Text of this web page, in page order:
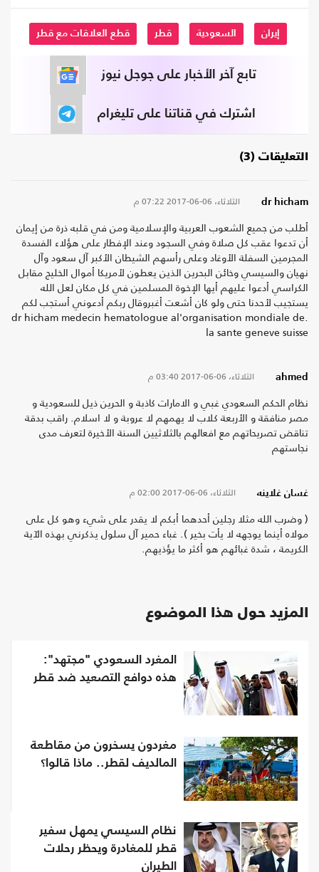
إيران السعودية قطر قطع العلاقات مع قطر
تابع آخر الأخبار على جوجل نيوز
اشترك في قناتنا على تليغرام
التعليقات (3)
dr hicham الثلاثاء، 06-06-2017 07:22 م
أطلب من جميع الشعوب العربية والإسلامية ومن في قلبه ذرة من إيمان
أن تدعوا عقب كل صلاة وفي السجود وعند الإفطار على هؤلاء الفسدة
المجرمين السفلة الأوغاد وعلى رأسهم الشيطان الأكبر آل سعود وآل
نهيان والسيسي وخائن البحرين الذين يعطون لأمريكا أموال الخليج مقابل
الكراسي أدعوا عليهم أيها الإخوة المسلمين في كل مكان لعل الله
يستجيب لأحدنا حتى ولو كان أشعت أغبروقال ربكم أدعوني أستجب لكم
.dr hicham medecin hematologue al'organisation mondiale de
la sante geneve suisse
ahmed الثلاثاء، 06-06-2017 03:40 م
نظام الحكم السعودي غبي و الامارات كاذبة و الحرين ذيل للسعودية و
مصر منافقة و الأربعة كلاب لا يهمهم لا عروبة و لا اسلام. راقب بدقة
تناقض تصريحاتهم مع افعالهم بالثلاثيين السنة الأخيرة لتعرف مدى
نجاستهم
غسان غلاينه الثلاثاء، 06-06-2017 02:00 م
( وضرب الله مثلا رجلين أحدهما أبكم لا يقدر على شيء وهو كل على
مولاه أينما يوجهه لا يأت بخير ). غباء حمير آل سلول يذكرني بهذه الآية
الكريمة ، شدة غبائهم هو أكثر ما يؤذيهم.
المزيد حول هذا الموضوع
المغرد السعودي "مجتهد":
هذه دوافع التصعيد ضد قطر
مغردون يسخرون من مقاطعة
المالديف لقطر.. ماذا قالوا؟
نظام السيسي يمهل سفير
قطر للمغادرة ويحظر رحلات
الطيران